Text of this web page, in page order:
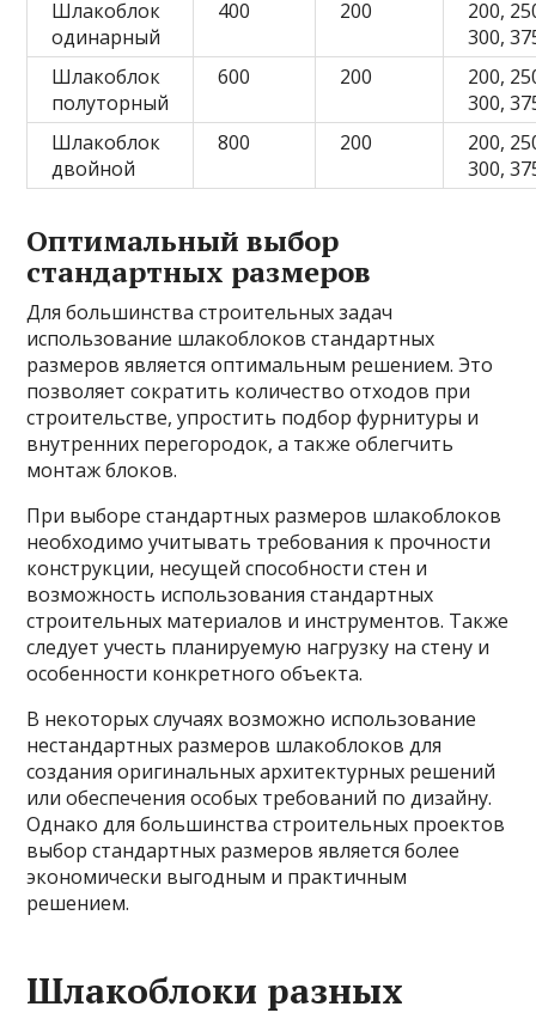
Шлакоблок
одинарный
400 200
200,
300,
Шлакоблок
полуторный
600 200
200,
300,
Шлакоблок
двойной
800 200
200,
300,
Оптимальный выбор
стандартных размеров
Для большинства строительных задач
использование шлакоблоков стандартных
размеров является оптимальным решением. Это
позволяет сократить количество отходов при
строительстве, упростить подбор фурнитуры и
внутренних перегородок, а также облегчить
монтаж блоков.
При выборе стандартных размеров шлакоблоков
необходимо учитывать требования к прочности
конструкции, несущей способности стен и
возможность использования стандартных
строительных материалов и инструментов. Также
следует учесть планируемую нагрузку на стену и
особенности конкретного объекта.
В некоторых случаях возможно использование
нестандартных размеров шлакоблоков для
создания оригинальных архитектурных решений
или обеспечения особых требований по дизайну.
Однако для большинства строительных проектов
выбор стандартных размеров является более
экономически выгодным и практичным
решением.
Шлакоблоки разных